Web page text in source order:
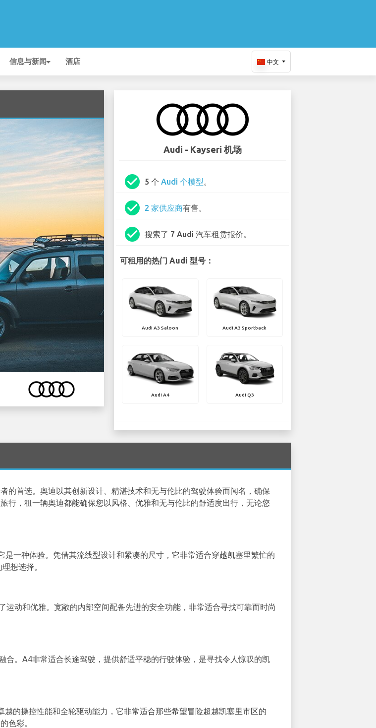
信息与新闻 酒店 中文
Audi - Kayseri 机场
check_circle 5 个Audi 个模型。
check_circle 2 家供应商有售。
check_circle 搜索了 7 Audi 汽车租赁报价。
可租用的热门 Audi 型号：
Audi A3 Saloon Audi A3 Sportback
Audi A4 Audi Q3
的首选。奥迪以其创新设计、精湛技术和无与伦比的驾驶体验而闻名，确保
行，租一辆奥迪都能确保您以风格、优雅和无与伦比的舒适度出行，无论您
是一种体验。凭借其流线型设计和紧凑的尺寸，它非常适合穿越凯塞里繁忙的
想选择。
运动和优雅。宽敞的内部空间配备先进的安全功能，非常适合寻找可靠而时尚
合。A4非常适合长途驾驶，提供舒适平稳的行驶体验，是寻找令人惊叹的凯
的操控性能和全轮驱动能力，它非常适合那些希望冒险超越凯塞里市区的
色彩。